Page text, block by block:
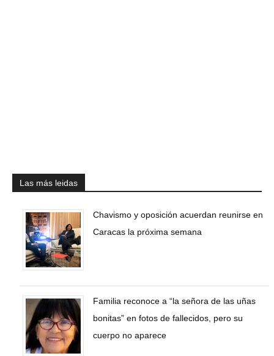
Las más leidas
Chavismo y oposición acuerdan reunirse en
Caracas la próxima semana
Familia reconoce a “la señora de las uñas
bonitas” en fotos de fallecidos, pero su
cuerpo no aparece